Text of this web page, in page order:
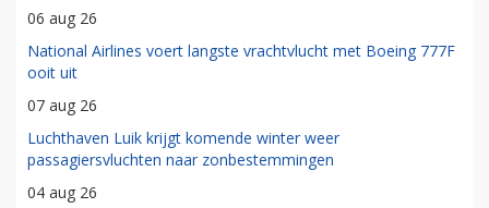
06 aug 26
National Airlines voert langste vrachtvlucht met Boeing 777F
ooit uit
07 aug 26
Luchthaven Luik krijgt komende winter weer
passagiersvluchten naar zonbestemmingen
04 aug 26